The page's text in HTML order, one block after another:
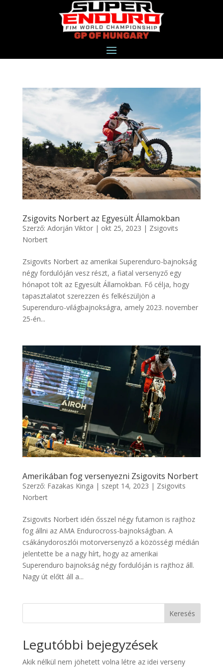
Zsigovits Norbert az Egyesült Államokban
Szerző: Adorján Viktor| okt 25, 2023 | Zsigovits
Norbert
Zsigovits Norbert az amerikai Superenduro-bajnokság
négy fordulóján vesz részt, a fiatal versenyző egy
hónapot tölt az Egyesült Államokban. Fő célja, hogy
tapasztalatot szerezzen és felkészüljön a
Superenduro-világbajnokságra, amely 2023. november
25-én...
Amerikában fog versenyezni Zsigovits Norbert
Szerző: Fazakas Kinga | szept 14, 2023 | Zsigovits
Norbert
Zsigovits Norbert idén ősszel négy futamon is rajthoz
fog állni az AMA Endurocross-bajnokságban. A
csákánydoroszlói motorversenyző a közösségi médián
jelentette be a nagy hírt, hogy az amerikai
Superenduro bajnokság négy fordulóján is rajthoz áll.
Nagy út előtt áll a...
Keresés
Legutóbbi bejegyzések
Akik nélkül nem jöhetett volna létre az idei verseny